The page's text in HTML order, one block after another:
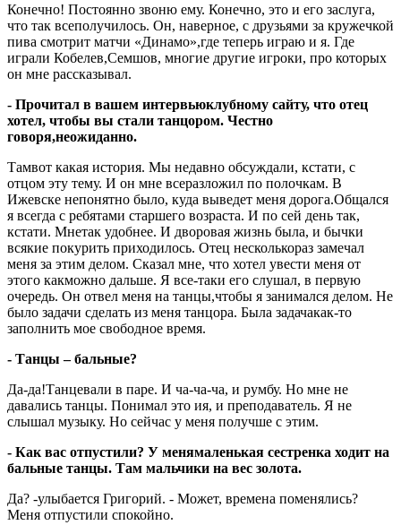
Конечно! Постоянно звоню ему. Конечно, это и его заслуга,
что так всеполучилось. Он, наверное, с друзьями за кружечкой
пива смотрит матчи «Динамо»,где теперь играю и я. Где
играли Кобелев,Семшов, многие другие игроки, про которых
он мне рассказывал.
- Прочитал в вашем интервьюклубному сайту, что отец
хотел, чтобы вы стали танцором. Честно
говоря,неожиданно.
Тамвот какая история. Мы недавно обсуждали, кстати, с
отцом эту тему. И он мне всеразложил по полочкам. В
Ижевске непонятно было, куда выведет меня дорога.Общался
я всегда с ребятами старшего возраста. И по сей день так,
кстати. Мнетак удобнее. И дворовая жизнь была, и бычки
всякие покурить приходилось. Отец несколькораз замечал
меня за этим делом. Сказал мне, что хотел увести меня от
этого какможно дальше. Я все-таки его слушал, в первую
очередь. Он отвел меня на танцы,чтобы я занимался делом. Не
было задачи сделать из меня танцора. Была задачакак-то
заполнить мое свободное время.
- Танцы – бальные?
Да-да!Танцевали в паре. И ча-ча-ча, и румбу. Но мне не
давались танцы. Понимал это ия, и преподаватель. Я не
слышал музыку. Но сейчас у меня получше с этим.
- Как вас отпустили? У менямаленькая сестренка ходит на
бальные танцы. Там мальчики на вес золота.
Да? -улыбается Григорий. - Может, времена поменялись?
Меня отпустили спокойно.